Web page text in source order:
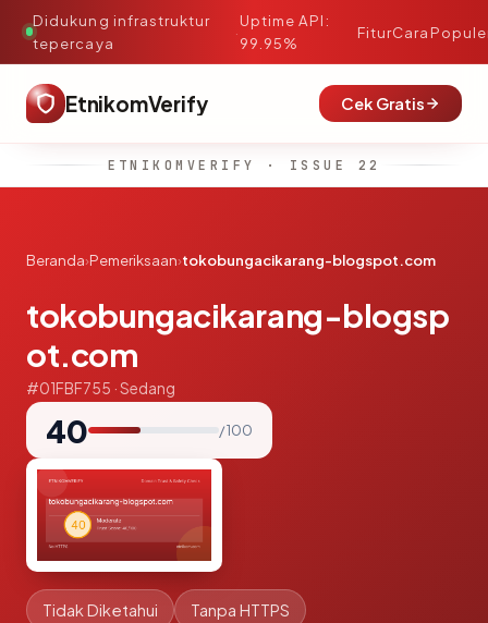
Didukung infrastruktur
tepercaya
·
Uptime API:
99.95%
FiturCara
EtnikomVerify Cek Gratis
ETNIKOMVERIFY · ISSUE 22
Beranda›Pemeriksaan›tokobungacikarang-blogspot.com
tokobungacikarang-blogsp
ot.com
#01FBF755 · Sedang
40 / 100
Tidak Diketahui Tanpa HTTPS